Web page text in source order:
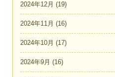
2024年12月 (19)
2024年11月 (16)
2024年10月 (17)
2024年9月 (16)